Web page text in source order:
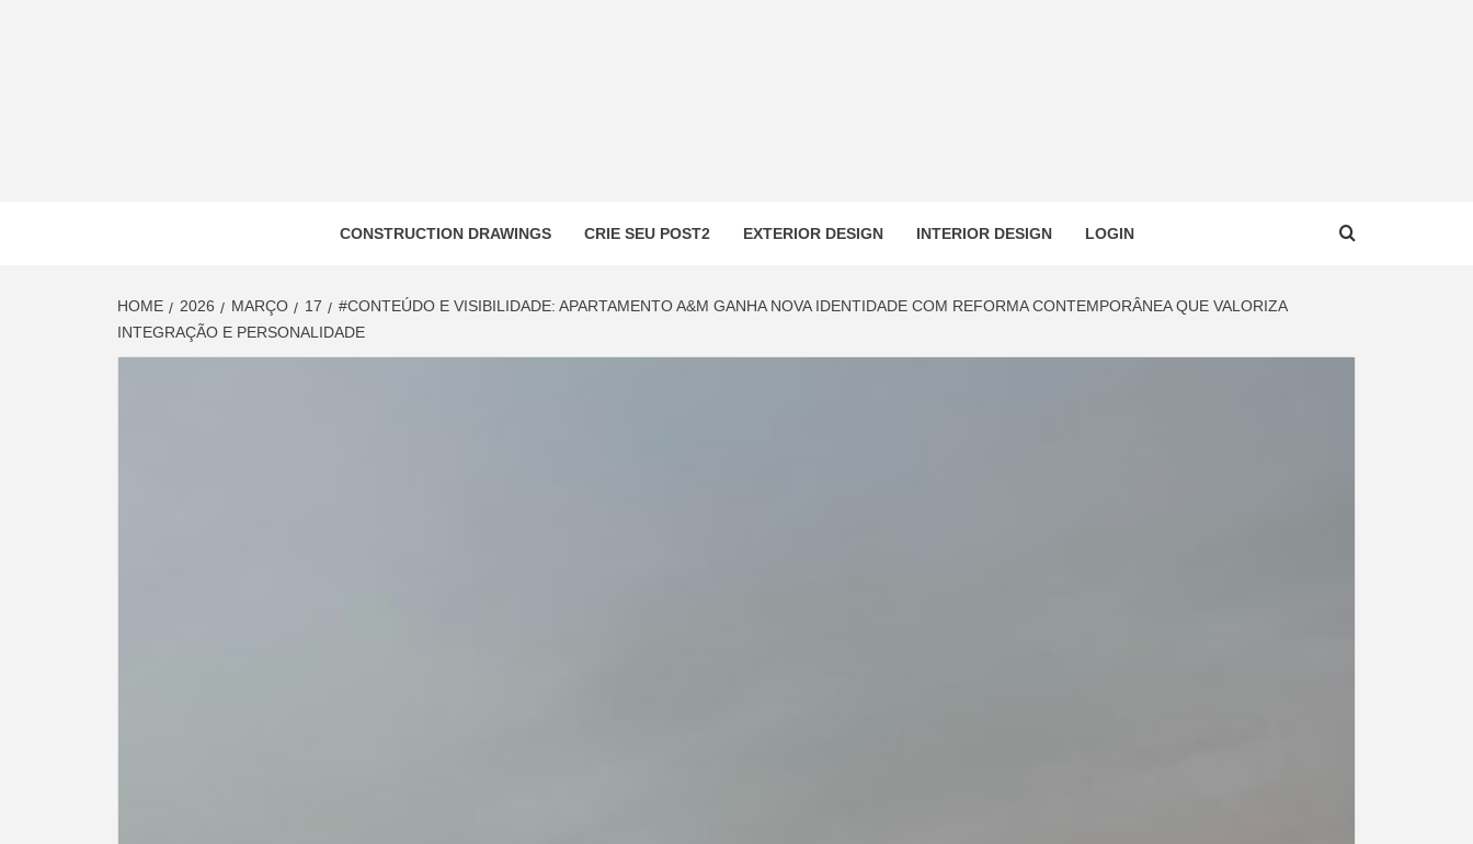
CONSTRUCTION DRAWINGS CRIE SEU POST2 EXTERIOR DESIGN INTERIOR DESIGN LOGIN
HOME 2026 MARÇO 17
#CONTEÚDO E VISIBILIDADE: APARTAMENTO A&M GANHA NOVA IDENTIDADE COM REFORMA CONTEMPORÂNEA QUE VALORIZA
INTEGRAÇÃO E PERSONALIDADE